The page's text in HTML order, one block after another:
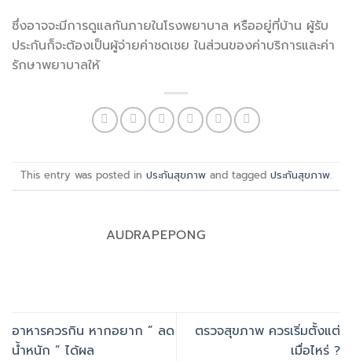
ซึ่งอาจจะมีการดูแลกันภายในโรงพยาบาล หรืออยู่ที่บ้าน ผู้รับ
ประกันก็จะต้องเป็นผู้จ่ายค่าชดเชย ในส่วนของค่าบริการและค่า
รักษาพยาบาลให้
This entry was posted in ประกันสุขภาพ and tagged ประกันสุขภาพ.
AUDRAPEPONG
อาหารควรกิน หากอยาก ” ลด
น้ำหนัก ” ได้ผล
ตรวจสุขภาพ ควรเริ่มตั้งแต่
เมื่อไหร่ ?